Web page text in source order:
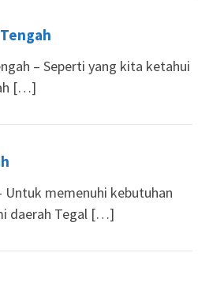
– Seperti yang kita ketahui
[…]
Untuk memenuhi kebutuhan
daerah Tegal […]